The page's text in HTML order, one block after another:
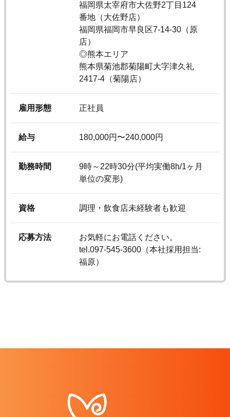
福岡県太宰府市大佐野2丁目124
番地（大佐野店）
福岡県福岡市早良区7-14-30（原
店）
◎熊本エリア
熊本県菊池郡菊陽町大字津久礼
2417-4（菊陽店）
雇用形態 正社員
給与 180,000円〜240,000円
勤務時間
9時～22時30分(平均実働8h/1ヶ月
単位の変形)
資格 調理・飲食店未経験者も歓迎
応募方法
お気軽にお電話ください。
tel.097-545-3600（本社採用担当:
福原）